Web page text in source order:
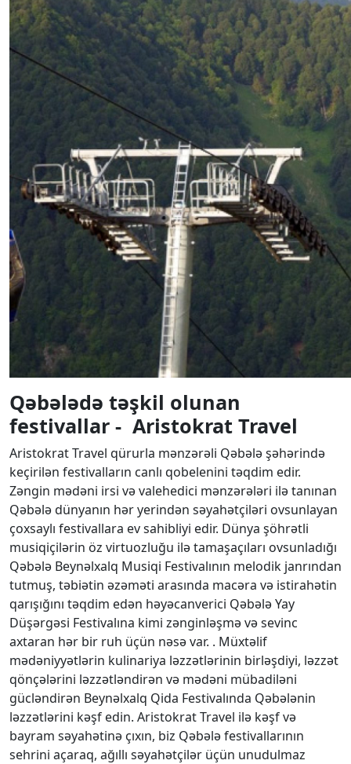
Qəbələdə təşkil olunan
festivallar - Aristokrat Travel
Aristokrat Travel qürurla mənzərəli Qəbələ şəhərində
keçirilən festivalların canlı qobelenini təqdim edir.
Zəngin mədəni irsi və valehedici mənzərələri ilə tanınan
Qəbələ dünyanın hər yerindən səyahətçiləri ovsunlayan
çoxsaylı festivallara ev sahibliyi edir. Dünya şöhrətli
musiqiçilərin öz virtuozluğu ilə tamaşaçıları ovsunladığı
Qəbələ Beynəlxalq Musiqi Festivalının melodik janrından
tutmuş, təbiətin əzəməti arasında macəra və istirahətin
qarışığını təqdim edən həyəcanverici Qəbələ Yay
Düşərgəsi Festivalına kimi zənginləşmə və sevinc
axtaran hər bir ruh üçün nəsə var. . Müxtəlif
mədəniyyətlərin kulinariya ləzzətlərinin birləşdiyi, ləzzət
qönçələrini ləzzətləndirən və mədəni mübadiləni
gücləndirən Beynəlxalq Qida Festivalında Qəbələnin
ləzzətlərini kəşf edin. Aristokrat Travel ilə kəşf və
bayram səyahətinə çıxın, biz Qəbələ festivallarının
sehrini açaraq, ağıllı səyahətçilər üçün unudulmaz